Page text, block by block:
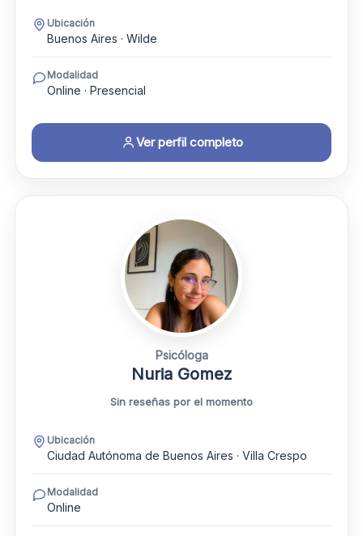
Ubicación
Buenos Aires · Wilde
Modalidad
Online · Presencial
Ver perfil completo
Psicóloga
Nuria Gomez
Sin reseñas por el momento
Ubicación
Ciudad Autónoma de Buenos Aires · Villa Crespo
Modalidad
Online